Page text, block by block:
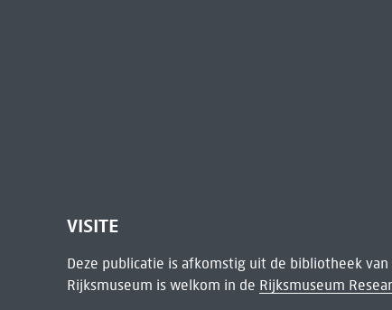
VISITE
Deze publicatie is afkomstig uit de bibliotheek
Rijksmuseum is welkom in de Rijksmuseum